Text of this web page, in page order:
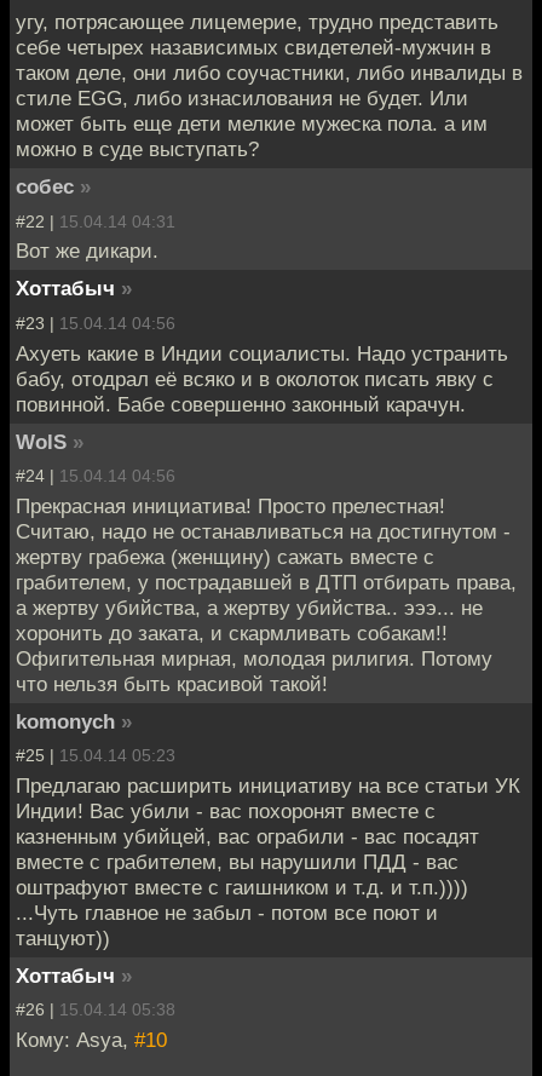
угу, потрясающее лицемерие, трудно представить
себе четырех назависимых свидетелей-мужчин в
таком деле, они либо соучастники, либо инвалиды в
стиле EGG, либо изнасилования не будет. Или
может быть еще дети мелкие мужеска пола. а им
можно в суде выступать?
собес »
#22 | 15.04.14 04:31
Вот же дикари.
Хоттабыч »
#23 | 15.04.14 04:56
Ахуеть какие в Индии социалисты. Надо устранить
бабу, отодрал её всяко и в околоток писать явку с
повинной. Бабе совершенно законный карачун.
WolS »
#24 | 15.04.14 04:56
Прекрасная инициатива! Просто прелестная!
Считаю, надо не останавливаться на достигнутом -
жертву грабежа (женщину) сажать вместе с
грабителем, у пострадавшей в ДТП отбирать права,
а жертву убийства, а жертву убийства.. эээ... не
хоронить до заката, и скармливать собакам!!
Офигительная мирная, молодая рилигия. Потому
что нельзя быть красивой такой!
komonych »
#25 | 15.04.14 05:23
Предлагаю расширить инициативу на все статьи УК
Индии! Вас убили - вас похоронят вместе с
казненным убийцей, вас ограбили - вас посадят
вместе с грабителем, вы нарушили ПДД - вас
оштрафуют вместе с гаишником и т.д. и т.п.))))
...Чуть главное не забыл - потом все поют и
танцуют))
Хоттабыч »
#26 | 15.04.14 05:38
Кому: Asya, #10